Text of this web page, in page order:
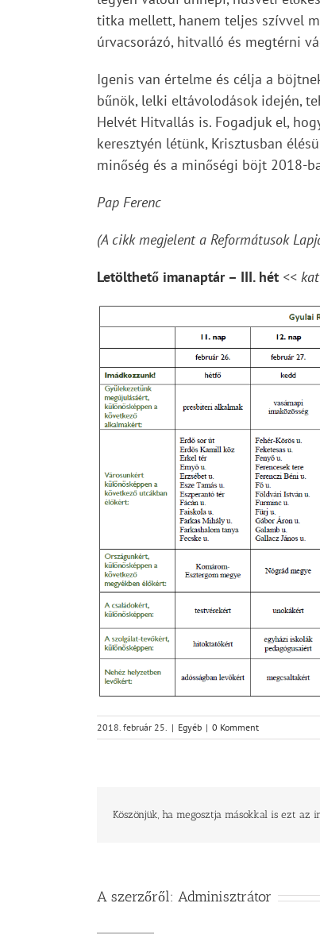
titka mellett, hanem teljes szívvel
úrvacsorázó, hitvalló és megtérni
Igenis van értelme és célja a
bűnök, lelki eltávolodások idején,
Helvét Hitvallás is. Fogadjuk el,
keresztyén létünk, Krisztusban
minőség és a minőségi böjt 2018-
Pap Ferenc
(A cikk megjelent a Reformátusok
Letölthető imanaptár – III. hét <<
2018. február 25. | Egyéb | 0 Komment
Köszönjük, ha megosztja másokkal is ezt az
A szerzőről: Adminisztrátor